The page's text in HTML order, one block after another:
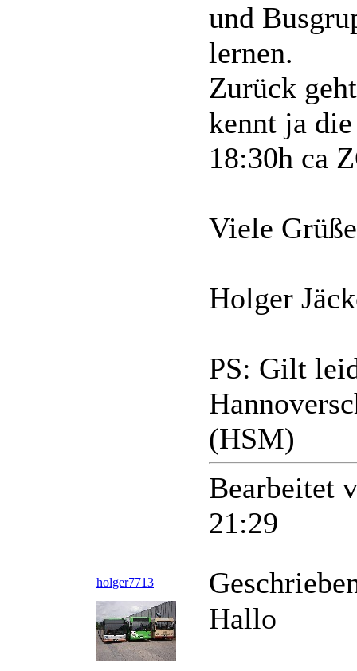
und
lernen.
Zurück
kennt ja
18:30h ca
Viele Grüße
Holger
PS: Gilt
(HSM)
Bearbeitet
21:29
holger7713
Hallo